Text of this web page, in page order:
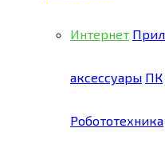
Интернет
аксессуары ПК
Робототехника